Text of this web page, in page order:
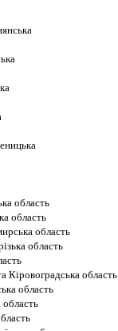
область
область
область
область
Кіровоградська область
область